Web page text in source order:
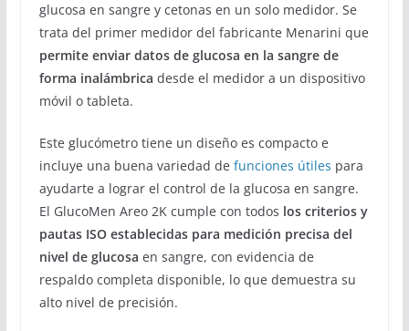
glucosa en sangre y cetonas en un solo medidor. Se
trata del primer medidor del fabricante Menarini que
permite enviar datos de glucosa en la sangre de
forma inalámbrica desde el medidor a un dispositivo
móvil o tableta.
Este glucómetro tiene un diseño es compacto e
incluye una buena variedad de funciones útiles para
ayudarte a lograr el control de la glucosa en sangre.
El GlucoMen Areo 2K cumple con todos los criterios y
pautas ISO establecidas para medición precisa del
nivel de glucosa en sangre, con evidencia de
respaldo completa disponible, lo que demuestra su
alto nivel de precisión.